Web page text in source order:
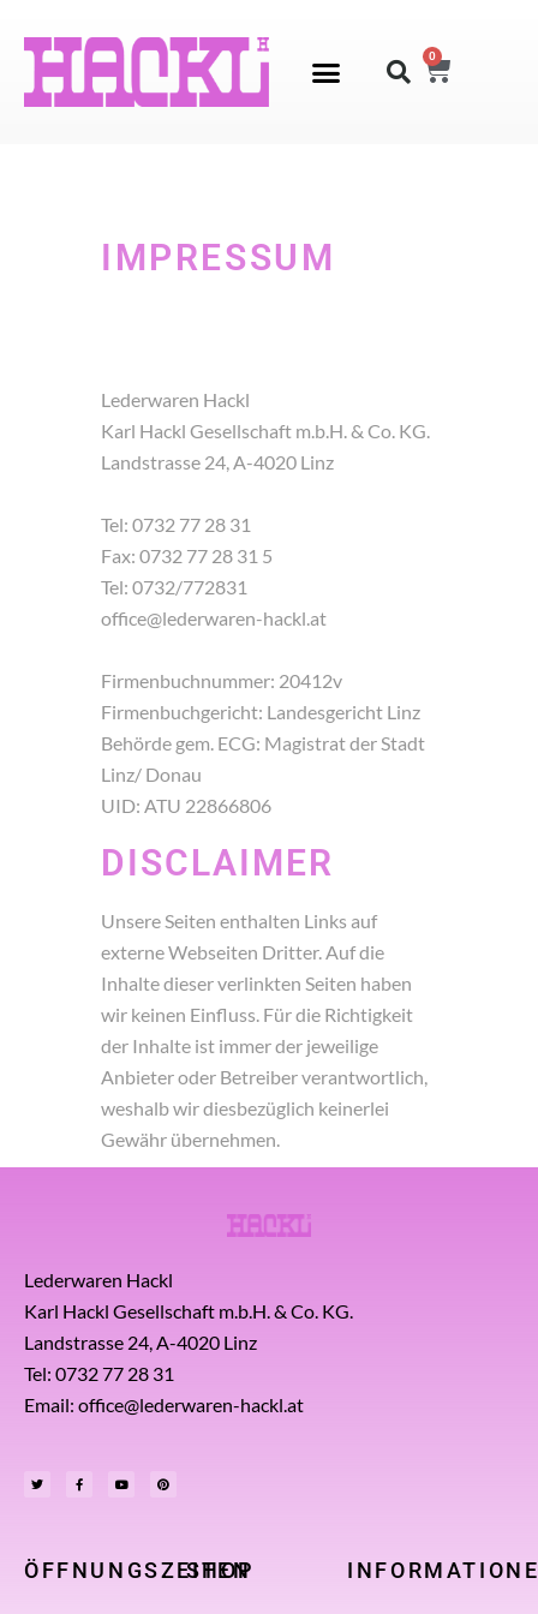
0
IMPRESSUM
Lederwaren Hackl
Karl Hackl Gesellschaft m.b.H. & Co. KG.
Landstrasse 24, A-4020 Linz
Tel: 0732 77 28 31
Fax: 0732 77 28 31 5
Tel: 0732/772831
office@lederwaren-hackl.at
Firmenbuchnummer: 20412v
Firmenbuchgericht: Landesgericht Linz
Behörde gem. ECG: Magistrat der Stadt
Linz/ Donau
UID: ATU 22866806
DISCLAIMER
Unsere Seiten enthalten Links auf
externe Webseiten Dritter. Auf die
Inhalte dieser verlinkten Seiten haben
wir keinen Einfluss. Für die Richtigkeit
der Inhalte ist immer der jeweilige
Anbieter oder Betreiber verantwortlich,
weshalb wir diesbezüglich keinerlei
Gewähr übernehmen.
Lederwaren Hackl
Karl Hackl Gesellschaft m.b.H. & Co. KG.
Landstrasse 24, A-4020 Linz
Tel: 0732 77 28 31
Email: office@lederwaren-hackl.at
ÖFFNUNGSZEITEN
SHOP